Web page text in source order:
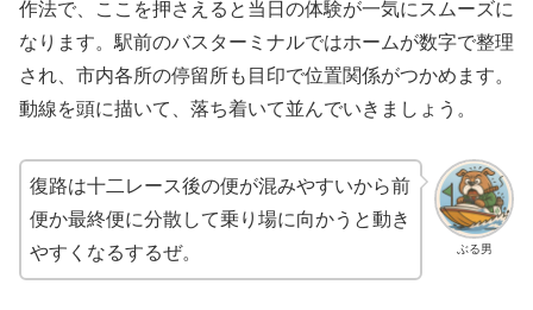
作法で、ここを押さえると当日の体験が一気にスムーズに
なります。駅前のバスターミナルではホームが数字で整理
され、市内各所の停留所も目印で位置関係がつかめます。
動線を頭に描いて、落ち着いて並んでいきましょう。
ぶる男
復路は十二レース後の便が混みやすいから前
便か最終便に分散して乗り場に向かうと動き
やすくなるするぜ。